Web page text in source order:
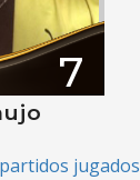
7
jugados